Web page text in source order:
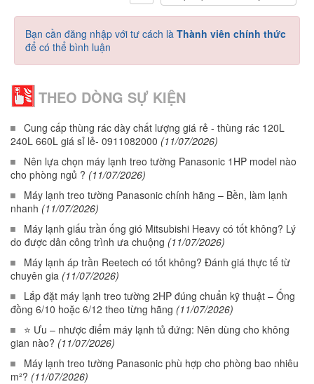
Bạn cần đăng nhập với tư cách là Thành viên chính thức
để có thể bình luận
THEO DÒNG SỰ KIỆN
Cung cấp thùng rác dày chất lượng giá rẻ - thùng rác 120L
240L 660L giá sỉ lẻ- 0911082000 (11/07/2026)
Nên lựa chọn máy lạnh treo tường Panasonic 1HP model nào
cho phòng ngủ ? (11/07/2026)
Máy lạnh treo tường Panasonic chính hãng – Bền, làm lạnh
nhanh (11/07/2026)
Máy lạnh giấu trần ống gió Mitsubishi Heavy có tốt không? Lý
do được dân công trình ưa chuộng (11/07/2026)
Máy lạnh áp trần Reetech có tốt không? Đánh giá thực tế từ
chuyên gia (11/07/2026)
Lắp đặt máy lạnh treo tường 2HP đúng chuẩn kỹ thuật – Ống
đồng 6/10 hoặc 6/12 theo từng hãng (11/07/2026)
⭐ Ưu – nhược điểm máy lạnh tủ đứng: Nên dùng cho không
gian nào? (11/07/2026)
Máy lạnh treo tường Panasonic phù hợp cho phòng bao nhiêu
m²? (11/07/2026)